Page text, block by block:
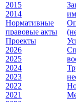
2015
2014
Нормативные
правовые акты
Проекты
2026
2025
2024
2023
2022
2021